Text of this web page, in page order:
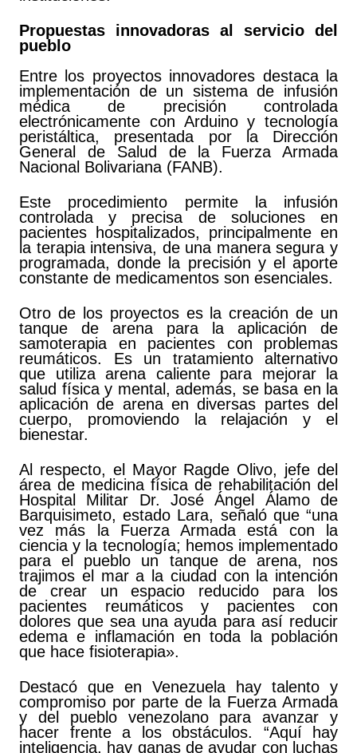
Propuestas innovadoras al servicio del
pueblo
Entre los proyectos innovadores destaca la
implementación de un sistema de infusión
médica de precisión controlada
electrónicamente con Arduino y tecnología
peristáltica, presentada por la Dirección
General de Salud de la Fuerza Armada
Nacional Bolivariana (FANB).
Este procedimiento permite la infusión
controlada y precisa de soluciones en
pacientes hospitalizados, principalmente en
la terapia intensiva, de una manera segura y
programada, donde la precisión y el aporte
constante de medicamentos son esenciales.
Otro de los proyectos es la creación de un
tanque de arena para la aplicación de
samoterapia en pacientes con problemas
reumáticos. Es un tratamiento alternativo
que utiliza arena caliente para mejorar la
salud física y mental, además, se basa en la
aplicación de arena en diversas partes del
cuerpo, promoviendo la relajación y el
bienestar.
Al respecto, el Mayor Ragde Olivo, jefe del
área de medicina física de rehabilitación del
Hospital Militar Dr. José Ángel Álamo de
Barquisimeto, estado Lara, señaló que “una
vez más la Fuerza Armada está con la
ciencia y la tecnología; hemos implementado
para el pueblo un tanque de arena, nos
trajimos el mar a la ciudad con la intención
de crear un espacio reducido para los
pacientes reumáticos y pacientes con
dolores que sea una ayuda para así reducir
edema e inflamación en toda la población
que hace fisioterapia».
Destacó que en Venezuela hay talento y
compromiso por parte de la Fuerza Armada
y del pueblo venezolano para avanzar y
hacer frente a los obstáculos. “Aquí hay
inteligencia, hay ganas de ayudar con luchas